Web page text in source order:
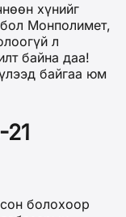
хүнийг
Монполимет,
л
байна даа!
байгаа юм
болохоор